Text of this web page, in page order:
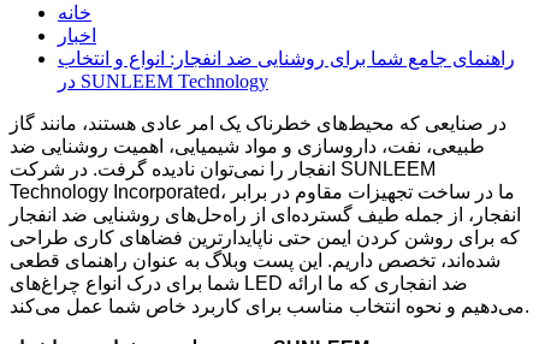
خانه
اخبار
راهنمای جامع شما برای روشنایی ضد انفجار: انواع و انتخاب
در SUNLEEM Technology
در صنایعی که محیط‌های خطرناک یک امر عادی هستند، مانند گاز
طبیعی، نفت، داروسازی و مواد شیمیایی، اهمیت روشنایی ضد
انفجار را نمی‌توان نادیده گرفت. در شرکت SUNLEEM
Technology Incorporated، ما در ساخت تجهیزات مقاوم در برابر
انفجار، از جمله طیف گسترده‌ای از راه‌حل‌های روشنایی ضد انفجار
که برای روشن کردن ایمن حتی ناپایدارترین فضاهای کاری طراحی
شده‌اند، تخصص داریم. این پست وبلاگ به عنوان راهنمای قطعی
شما برای درک انواع چراغ‌های LED ضد انفجاری که ما ارائه
می‌دهیم و نحوه انتخاب مناسب برای کاربرد خاص شما عمل می‌کند.